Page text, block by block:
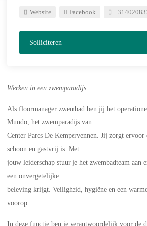
Website Facebook
Solliciteren
Werken in een zwemparadijs
Als floormanager zwembad ben jij het
Mundo, het zwemparadijs van
Center Parcs De Kempervennen. Jij zorgt
schoon en gastvrij is. Met
jouw leiderschap stuur je het zwembadteam aan
een onvergetelijke
beleving krijgt. Veiligheid, hygiëne en een
voorop.
In deze functie ben je verantwoordelijk voor de